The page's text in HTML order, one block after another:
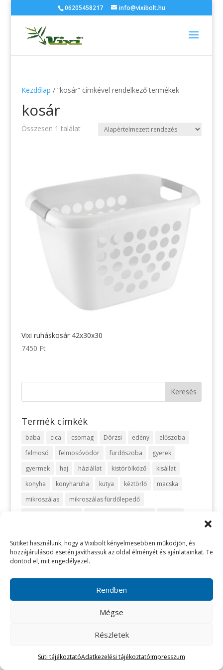
Sütiket használunk, hogy a Vixibolt kényelmesebben működjön, és
hozzájárulásod esetén javíthassuk az oldal élményét és ajánlatainkat. Te
döntöd el, mit engedélyezel.
Rendben
Mégse
Részletek
Süti tájékoztatóAdatkezelési tájékoztatóImpresszum
06205458217 info@vixibolt.hu
Kezdőlap / “kosár” címkével rendelkező termékek
kosár
Összesen 1 találat
Vixi ruháskosár 42x30x30
7450 Ft
Termék címkék
baba cica csomag Dörzsi edény
előszoba
felmosó
felmosóvödör fürdőszoba
gyerek
gyermek
haj háziállat kistörölköző
kisállat
konyha
konyharuha kutya kéztörlő
macska
mikroszálas
mikroszálas fürdőlepedő
szőnyeg
takarítás takarítószett takaró
telefon
turbán
törlőkendő
vegyszermentes takarítás
vixi vödör zafir zöld